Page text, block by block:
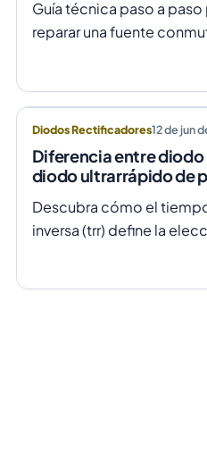
Guía técnica paso a
reparar una fuente
Diodos Rectificadores12 de jun
Diferencia entre
diodo ultrarrápido de
Descubra cómo el
inversa (trr) define la